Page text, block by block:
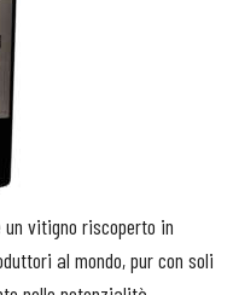
un vitigno riscoperto in
al mondo, pur con soli